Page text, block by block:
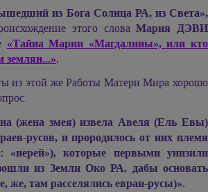
из Бога Солнца РА, из Света»,
этого словаМария ДЭВИ
«Тайна Марии «Магдалины», или кто
землян...».
из этой же Работы Матери Мира хорошо
(жена змея) извела Авеля (Ель Евы)
русов, и прородилось от них племя
«иерей»), которые первыми унизили
из Земли Око РА, дабы основать
же, там расселялись евраи-русы)».